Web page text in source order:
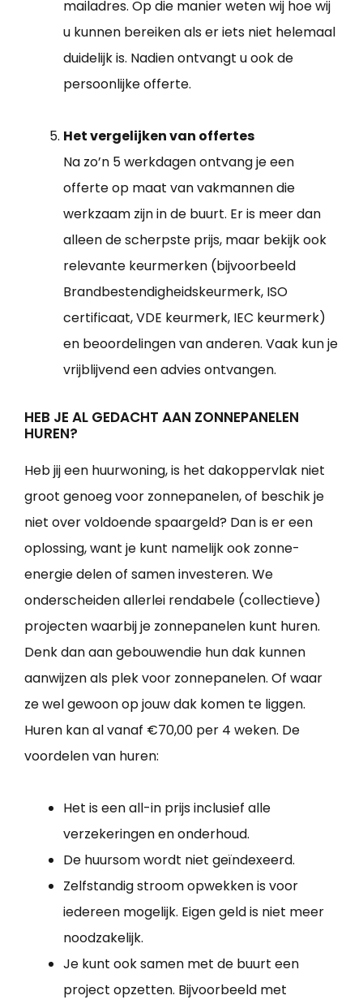
mailadres. Op die manier weten wij hoe wij
u kunnen bereiken als er iets niet helemaal
duidelijk is. Nadien ontvangt u ook de
persoonlijke offerte.
Het vergelijken van offertes
Na zo’n 5 werkdagen ontvang je een
offerte op maat van vakmannen die
werkzaam zijn in de buurt. Er is meer dan
alleen de scherpste prijs, maar bekijk ook
relevante keurmerken (bijvoorbeeld
Brandbestendigheidskeurmerk, ISO
certificaat, VDE keurmerk, IEC keurmerk)
en beoordelingen van anderen. Vaak kun je
vrijblijvend een advies ontvangen.
HEB JE AL GEDACHT AAN ZONNEPANELEN
HUREN?
Heb jij een huurwoning, is het dakoppervlak niet
groot genoeg voor zonnepanelen, of beschik je
niet over voldoende spaargeld? Dan is er een
oplossing, want je kunt namelijk ook zonne-
energie delen of samen investeren. We
onderscheiden allerlei rendabele (collectieve)
projecten waarbij je zonnepanelen kunt huren.
Denk dan aan gebouwendie hun dak kunnen
aanwijzen als plek voor zonnepanelen. Of waar
ze wel gewoon op jouw dak komen te liggen.
Huren kan al vanaf €70,00 per 4 weken. De
voordelen van huren:
Het is een all-in prijs inclusief alle
verzekeringen en onderhoud.
De huursom wordt niet geïndexeerd.
Zelfstandig stroom opwekken is voor
iedereen mogelijk. Eigen geld is niet meer
noodzakelijk.
Je kunt ook samen met de buurt een
project opzetten. Bijvoorbeeld met